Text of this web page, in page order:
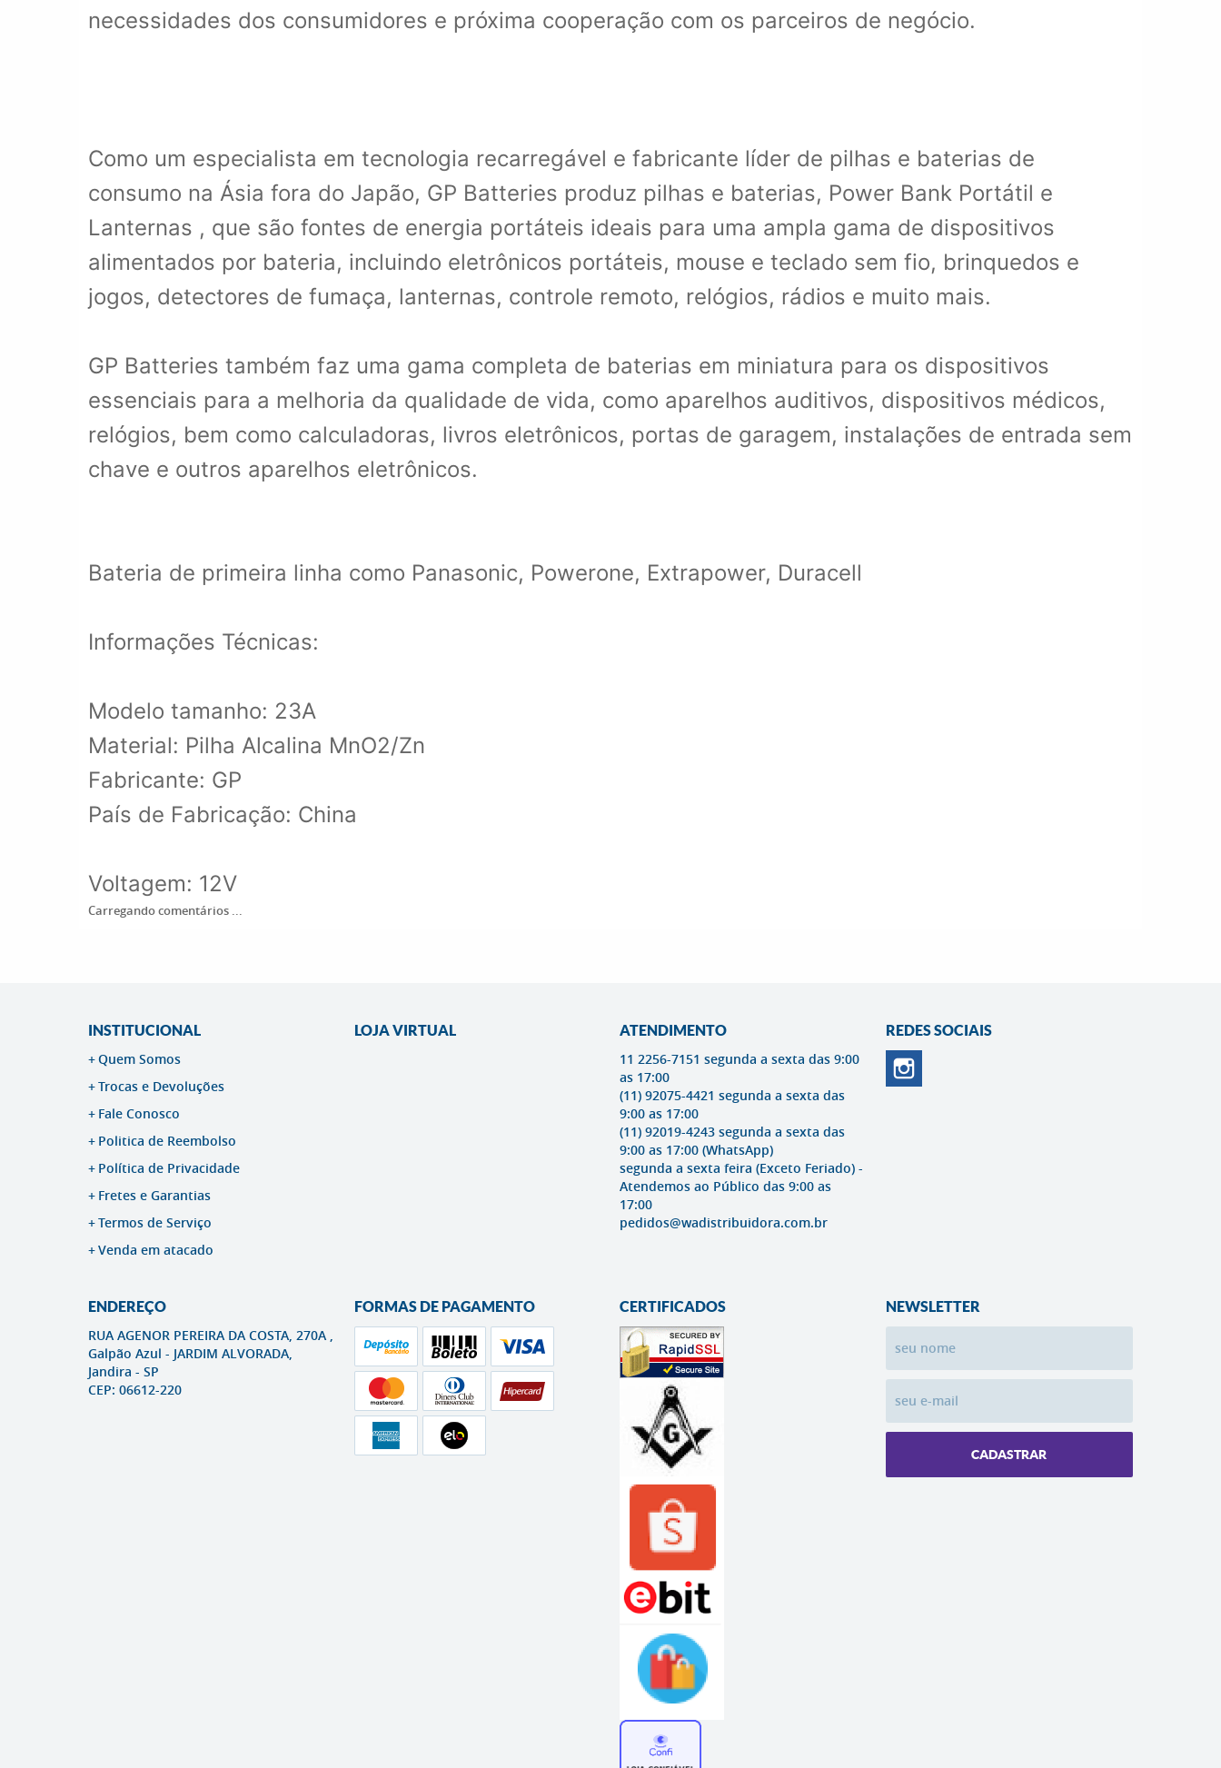
necessidades dos consumidores e próxima cooperação com os parceiros de negócio.
Como um especialista em tecnologia recarregável e fabricante líder de pilhas e baterias de
consumo na Ásia fora do Japão, GP Batteries produz pilhas e baterias, Power Bank Portátil e
Lanternas , que são fontes de energia portáteis ideais para uma ampla gama de dispositivos
alimentados por bateria, incluindo eletrônicos portáteis, mouse e teclado sem fio, brinquedos e
jogos, detectores de fumaça, lanternas, controle remoto, relógios, rádios e muito mais.
GP Batteries também faz uma gama completa de baterias em miniatura para os dispositivos
essenciais para a melhoria da qualidade de vida, como aparelhos auditivos, dispositivos médicos,
relógios, bem como calculadoras, livros eletrônicos, portas de garagem, instalações de entrada sem
chave e outros aparelhos eletrônicos.
Bateria de primeira linha como Panasonic, Powerone, Extrapower, Duracell
Informações Técnicas:
Modelo tamanho: 23A
Material: Pilha Alcalina MnO2/Zn
Fabricante: GP
País de Fabricação: China
Voltagem: 12V
Carregando comentários ...
INSTITUCIONAL
Quem Somos
Trocas e Devoluções
Fale Conosco
Politica de Reembolso
Política de Privacidade
Fretes e Garantias
Termos de Serviço
Venda em atacado
LOJA VIRTUAL ATENDIMENTO
11 2256-7151 segunda a sexta das 9:00
as 17:00
(11) 92075-4421 segunda a sexta das
9:00 as 17:00
(11) 92019-4243 segunda a sexta das
9:00 as 17:00 (WhatsApp)
segunda a sexta feira (Exceto Feriado) -
Atendemos ao Público das 9:00 as
17:00
pedidos@wadistribuidora.com.br
REDES SOCIAIS
ENDEREÇO
RUA AGENOR PEREIRA DA COSTA, 270A ,
Galpão Azul - JARDIM ALVORADA,
Jandira - SP
CEP: 06612-220
FORMAS DE PAGAMENTO CERTIFICADOS NEWSLETTER
CADASTRAR